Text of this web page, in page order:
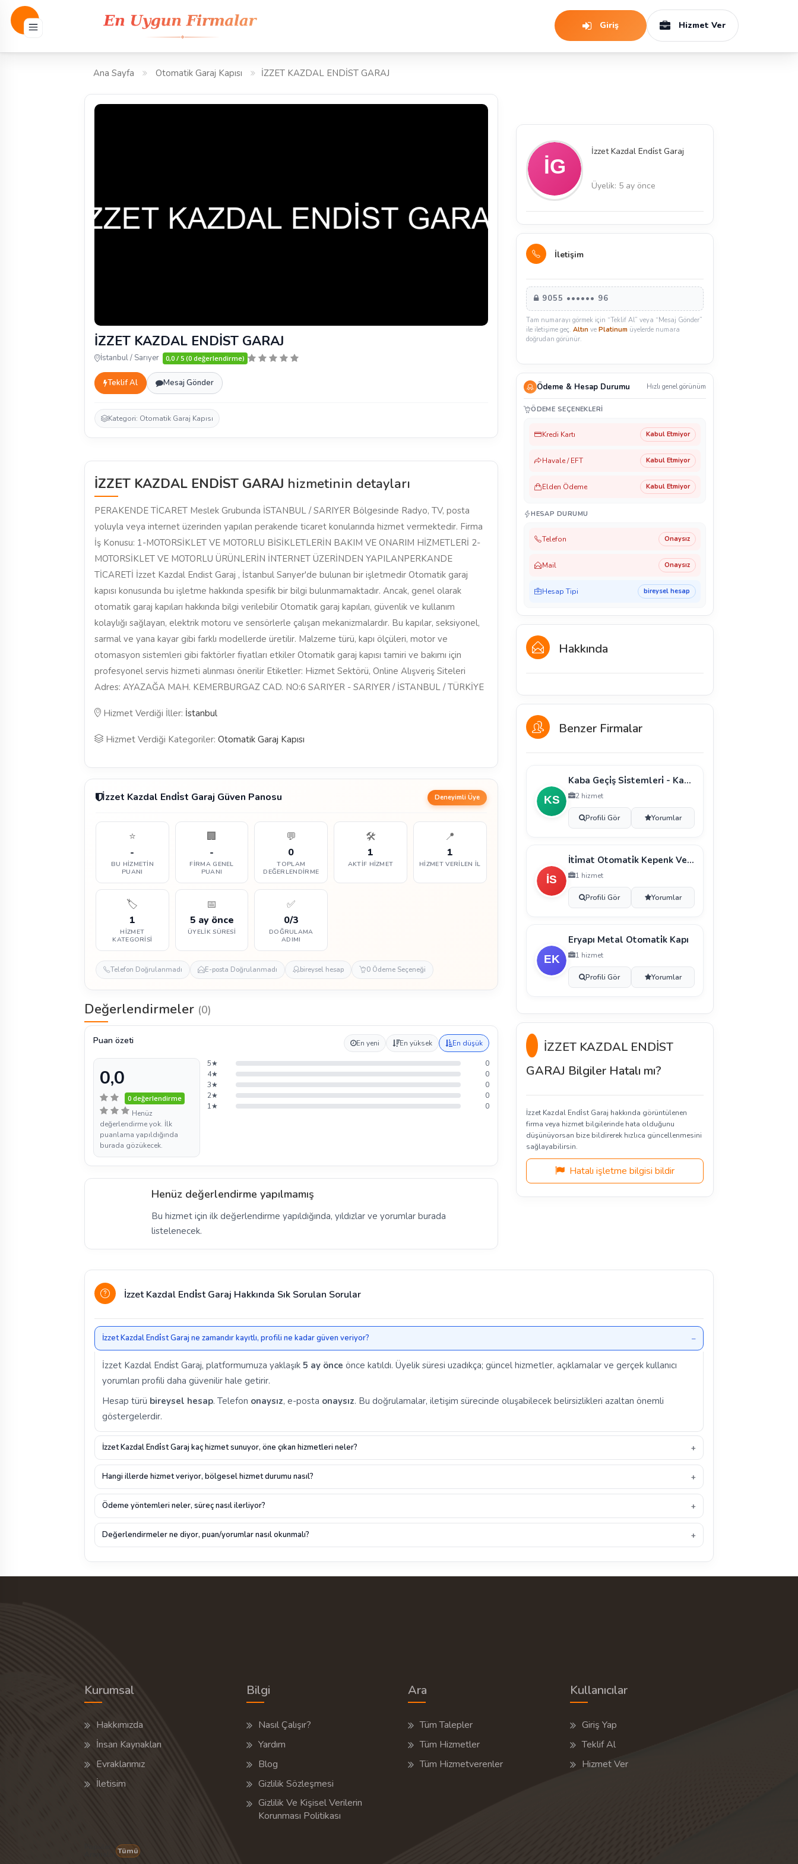
Giriş Hizmet Ver
Ana Sayfa Otomatik Garaj Kapısı İZZET KAZDAL ENDİST GARAJ
İZZET KAZDAL ENDİST GARAJ
İstanbul / Sarıyer 0,0 / 5 (0 değerlendirme)
Teklif Al Mesaj Gönder
Kategori: Otomatik Garaj Kapısı
İZZET KAZDAL ENDİST GARAJ hizmetinin detayları
PERAKENDE TİCARET Meslek Grubunda İSTANBUL / SARIYER Bölgesinde Radyo, TV, posta
yoluyla veya internet üzerinden yapılan perakende ticaret konularında hizmet vermektedir. Firma
İş Konusu: 1-MOTORSİKLET VE MOTORLU BİSİKLETLERİN BAKIM VE ONARIM HİZMETLERİ 2-
MOTORSİKLET VE MOTORLU ÜRÜNLERİN İNTERNET ÜZERİNDEN YAPILANPERKANDE
TİCARETİ İzzet Kazdal Endist Garaj , İstanbul Sarıyer'de bulunan bir işletmedir Otomatik garaj
kapısı konusunda bu işletme hakkında spesifik bir bilgi bulunmamaktadır. Ancak, genel olarak
otomatik garaj kapıları hakkında bilgi verilebilir Otomatik garaj kapıları, güvenlik ve kullanım
kolaylığı sağlayan, elektrik motoru ve sensörlerle çalışan mekanizmalardır. Bu kapılar, seksiyonel,
sarmal ve yana kayar gibi farklı modellerde üretilir. Malzeme türü, kapı ölçüleri, motor ve
otomasyon sistemleri gibi faktörler fiyatları etkiler Otomatik garaj kapısı tamiri ve bakımı için
profesyonel servis hizmeti alınması önerilir Etiketler: Hizmet Sektörü, Online Alışveriş Siteleri
Adres: AYAZAĞA MAH. KEMERBURGAZ CAD. NO:6 SARIYER - SARIYER / İSTANBUL / TÜRKİYE
Hizmet Verdiği İller: İstanbul
Hizmet Verdiği Kategoriler: Otomatik Garaj Kapısı
İzzet Kazdal Endi̇st Garaj Güven Panosu Deneyimli Üye
⭐
-
BU HIZMETIN
PUANI
🏢
-
FIRMA GENEL
PUANI
💬
0
TOPLAM
DEĞERLENDIRME
🛠️
1
AKTIF HIZMET
📍
1
HIZMET VERILEN İL
🏷️
1
HIZMET
KATEGORISI
📅
5 ay önce
ÜYELIK SÜRESI
✅
0/3
DOĞRULAMA
ADIMI
Telefon Doğrulanmadı E-posta Doğrulanmadı bireysel hesap 0 Ödeme Seçeneği
Değerlendirmeler (0)
Puan özeti En yeni En yüksek En düşük
0,0
0 değerlendirme
Henüz
değerlendirme yok. İlk
puanlama yapıldığında
burada gözükecek.
5★
0
4★
0
3★
0
2★
0
1★
0
Henüz değerlendirme yapılmamış
Bu hizmet için ilk değerlendirme yapıldığında, yıldızlar ve yorumlar burada
listelenecek.
İzzet Kazdal Endi̇st Garaj
Üyelik: 5 ay önce
İletişim
9055 •••••• 96
Tam numarayı görmek için “Teklif Al” veya “Mesaj Gönder”
ile iletişime geç. Altınve Platinumüyelerde numara
doğrudan görünür.
Ödeme & Hesap Durumu Hızlı genel görünüm
ÖDEME SEÇENEKLERI
Kredi Kartı Kabul Etmiyor
Havale / EFT Kabul Etmiyor
Elden Ödeme Kabul Etmiyor
HESAP DURUMU
Telefon Onaysız
Mail Onaysız
Hesap Tipi bireysel hesap
Hakkında
Benzer Firmalar
Kaba Geçi̇ş Si̇stemleri̇ - Kaba Mühendi̇sli̇k Geçi̇ş Si̇s
2 hizmet
Profili Gör Yorumlar
İti̇mat Otomati̇k Kepenk Ve Kapı Si̇stemleri̇
1 hizmet
Profili Gör Yorumlar
Eryapı Metal Otomati̇k Kapı
1 hizmet
Profili Gör Yorumlar
İZZET KAZDAL ENDİST
GARAJ Bilgiler Hatalı mı?
İzzet Kazdal Endi̇st Garaj hakkında görüntülenen
firma veya hizmet bilgilerinde hata olduğunu
düşünüyorsan bize bildirerek hızlıca güncellenmesini
sağlayabilirsin.
Hatalı işletme bilgisi bildir
İzzet Kazdal Endi̇st Garaj Hakkında Sık Sorulan Sorular
İzzet Kazdal Endi̇st Garaj ne zamandır kayıtlı, profili ne kadar güven veriyor?
İzzet Kazdal Endi̇st Garaj, platformumuza yaklaşık 5 ay önce önce katıldı. Üyelik süresi uzadıkça; güncel hizmetler, açıklamalar ve gerçek kullanıcı
yorumları profili daha güvenilir hale getirir.
Hesap türü bireysel hesap. Telefon onaysız, e-posta onaysız. Bu doğrulamalar, iletişim sürecinde oluşabilecek belirsizlikleri azaltan önemli
göstergelerdir.
İzzet Kazdal Endi̇st Garaj kaç hizmet sunuyor, öne çıkan hizmetleri neler?
Hangi illerde hizmet veriyor, bölgesel hizmet durumu nasıl?
Ödeme yöntemleri neler, süreç nasıl ilerliyor?
Değerlendirmeler ne diyor, puan/yorumlar nasıl okunmalı?
Kurumsal
Hakkımızda
İnsan Kaynakları
Evraklarımız
İletisim
Bilgi
Nasıl Çalışır?
Yardım
Blog
Gizlilik Sözleşmesi
Gizlilik Ve Kişisel Verilerin
Korunması Politikası
Ara
Tüm Talepler
Tüm Hizmetler
Tüm Hizmetverenler
Kullanıcılar
Giriş Yap
Teklif Al
Hizmet Ver
Tümü